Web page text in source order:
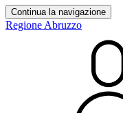
Continua la navigazione
Regione Abruzzo